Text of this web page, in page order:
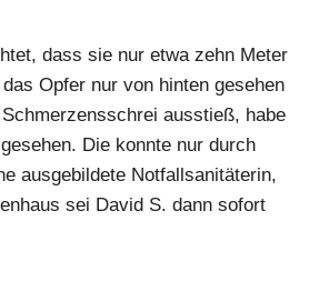
dass sie nur etwa zehn Meter
Opfer nur von hinten gesehen
ausstieß, habe
Die konnte nur durch
ausgebildete Notfallsanitäterin,
sei David S. dann sofort